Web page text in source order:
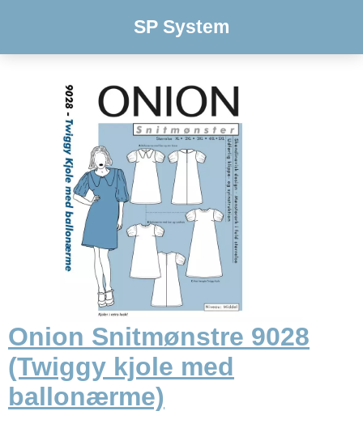
SP System
Onion Snitmønstre 9028
(Twiggy kjole med
ballonærme)